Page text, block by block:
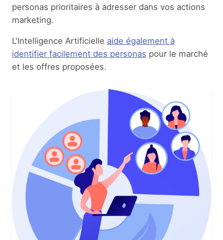
personas prioritaires à adresser dans vos actions
marketing.
L'Intelligence Artificielle aide également à
identifier facilement des personas pour le marché
et les offres proposées.